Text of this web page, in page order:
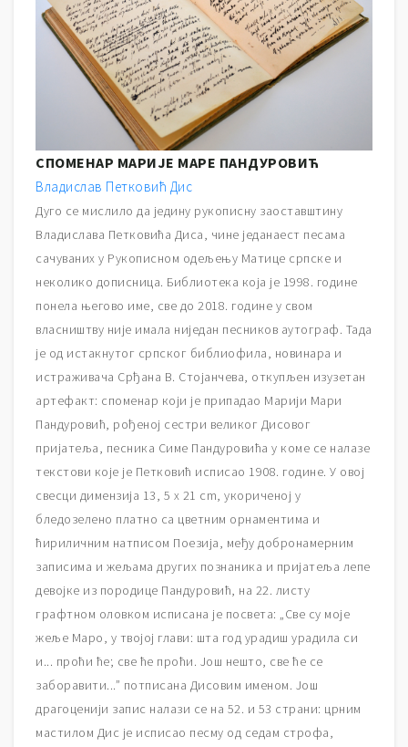
л
СПОМЕНАР МАРИЈЕ МАРЕ ПАНДУРОВИЋ
Владислав Петковић Дис
Дуго се мислило да једину рукописну заоставштину
Владислава Петковића Диса, чине једанаест песама
сачуваних у Рукописном одељењу Матице српске и
неколико дописница. Библиотека која је 1998. године
понела његово име, све до 2018. године у свом
власништву није имала ниједан песников аутограф. Тада
је од истакнутог српског библиофила, новинара и
истраживача Срђана В. Стојанчева, откупљен изузетан
артефакт: споменар који је припадао Марији Мари
Пандуровић, рођеној сестри великог Дисовог
пријатеља, песника Симе Пандуровића у коме се налазе
текстови које је Петковић исписао 1908. године. У овој
свесци димензија 13, 5 x 21 cm, укориченој у
бледозелено платно са цветним орнаментима и
ћириличним натписом Поезија, међу добронамерним
записима и жељама других познаника и пријатеља лепе
девојке из породице Пандуровић, на 22. листу
графтном оловком исписана је посвета: „Све су моје
жеље Маро, у твојој глави: шта год урадиш урадила си
и... проћи ће; све ће проћи. Још нешто, све ће се
заборавити...” потписана Дисовим именом. Још
драгоценији запис налази се на 52. и 53 страни: црним
мастилом Дис је исписао песму од седам строфа,